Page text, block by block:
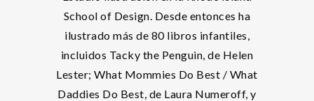
School of Design. Desde entonces ha
ilustrado más de 80 libros infantiles,
incluidos Tacky the Penguin, de Helen
Lester; What Mommies Do Best / What
Daddies Do Best, de Laura Numeroff, y